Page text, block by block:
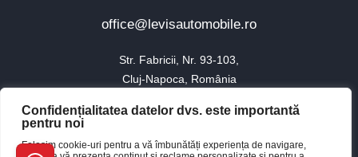
Confidențialitatea datelor dvs. este importantă
pentru noi
Folosim cookie-uri pentru a vă îmbunătăți experiența de navigare,
office@levisautomobile.ro
Str. Fabricii, Nr. 93-103,
Cluj-Napoca, România
© 2010 - 2026 Toate drepturile rezervate Levis Automobile.